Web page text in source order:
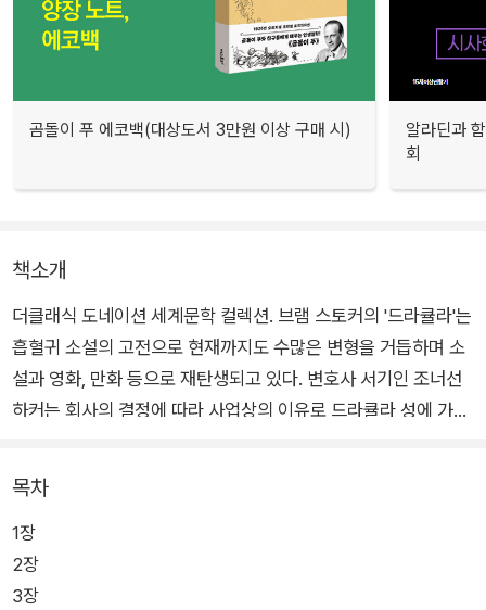
곰돌이 푸 에코백(대상도서 3만원 이상 구매 시)
알라딘과
회
책소개
더클래식 도네이션 세계문학 컬렉션. 브램 스토커의 '드라큘라'는
흡혈귀 소설의 고전으로 현재까지도 수많은 변형을 거듭하며 소
설과 영화, 만화 등으로 재탄생되고 있다. 변호사 서기인 조너선
하커는 회사의 결정에 따라 사업상의 이유로 드라큘라 성에 가서
을 돕다가 뭔가 이상함을 느껴 도망치려 하지만, 백작의 기괴한
힘을 목격하고 감금되어 세 명의 여자 흡혈귀들을 만나는 등 엄청
난 모험을 겪는다. 한편 조너선의 부인 미나는 밤마다 악몽에 시
달리며 몽유병 증세를 보이는 친구 루시를 보고 이상하게 여겨 밤
에 그녀의 뒤를 쫒는데…….
목차
1장
2장
3장